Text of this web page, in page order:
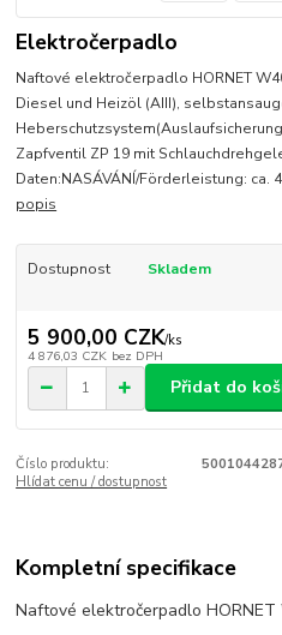
Elektročerpadlo
Naftové elektročerpadlo HORNET
Diesel und Heizöl (AIII),
Zapfventil ZP 19 mit
Daten:NASÁVÁNÍ/Förderleistung: ca.
popis
Dostupnost Skladem
5 900,00 CZK/ks
4 876,03 CZK bez DPH
Přidat do
Číslo produktu:
Hlídat cenu / dostupnost
Kompletní specifikace
Naftové elektročerpadlo HORNET